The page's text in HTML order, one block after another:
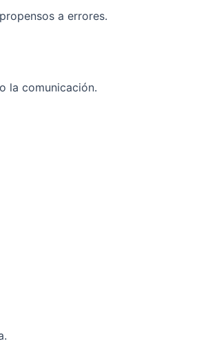
a errores.
la comunicación.